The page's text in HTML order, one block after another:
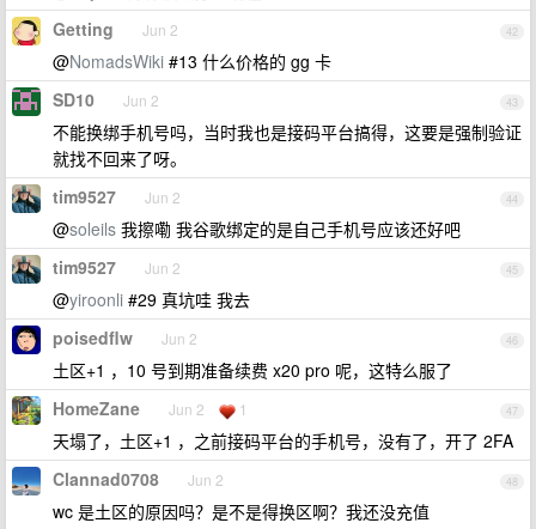
42
Getting Jun 2
@NomadsWiki #13 什么价格的 gg 卡
43
SD10 Jun 2
不能换绑手机号吗，当时我也是接码平台搞得，这要是强制验证
就找不回来了呀。
44
tim9527 Jun 2
@soleils 我擦嘞 我谷歌绑定的是自己手机号应该还好吧
45
tim9527 Jun 2
@yiroonli #29 真坑哇 我去
46
poisedflw Jun 2
土区+1 ，10 号到期准备续费 x20 pro 呢，这特么服了
47
HomeZane Jun 2 1
天塌了，土区+1 ，之前接码平台的手机号，没有了，开了 2FA
48
Clannad0708 Jun 2
wc 是土区的原因吗？是不是得换区啊？我还没充值